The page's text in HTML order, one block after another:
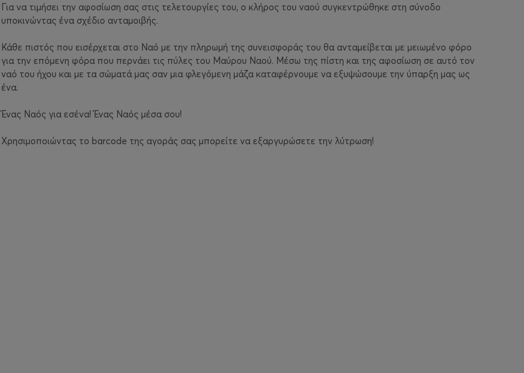
Για να τιμήσει την αφοσίωση σας στις τελετουργίες του, ο κλήρος του ναού συγκεντρώθηκε στη σύνοδο
υποκινώντας ένα σχέδιο ανταμοιβής.
Κάθε πιστός που εισέρχεται στο Ναό με την πληρωμή της συνεισφοράς του θα ανταμείβεται με μειωμένο φόρο
για την επόμενη φόρα που περνάει τις πύλες του Μαύρου Ναού. Μέσω της πίστη και της αφοσίωση σε αυτό τον
ναό του ήχου και με τα σώματά μας σαν μια φλεγόμενη μάζα καταφέρνουμε να εξυψώσουμε την ύπαρξη μας ως
ένα.
Ένας Ναός για εσένα! Ένας Ναός μέσα σου!
Χρησιμοποιώντας το barcode της αγοράς σας μπορείτε να εξαργυρώσετε την λύτρωση!